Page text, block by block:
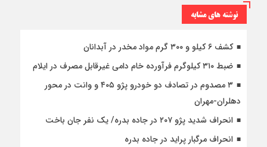
نوشته های مشابه
کشف ۶ کیلو و ۳۰۰ گرم مواد مخدر در آبدانان
ضبط ۳۱۰ کیلوگرم فرآورده خام دامی غیرقابل مصرف در ایلام
۳ مصدوم در تصادف دو خودرو پژو ۴۰۵ و وانت در محور
دهلران-مهران
انحراف شدید پژو ۲۰۷ در جاده بدره/ یک نفر جان باخت
انحراف مرگبار پراید در جاده بدره